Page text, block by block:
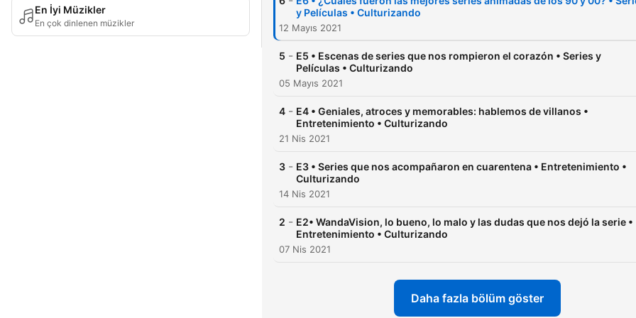
En İyi Müzikler
En çok dinlenen müzikler
teléfono para opinar,
desde el humilde punto de
muy intensos, mientras se
(según como los esté
semana este podcast
“telefónico”.
Sinopsis Podcasters:
son?
y Películas • Culturizando
12 Mayıs 2021
5 - E5 • Escenas de series que nos rompieron el corazón • Series y
Películas • Culturizando
05 Mayıs 2021
4 - E4 • Geniales, atroces y memorables: hablemos de villanos •
Entretenimiento • Culturizando
21 Nis 2021
3 - E3 • Series que nos acompañaron en cuarentena • Entretenimiento •
Culturizando
14 Nis 2021
2 - E2• WandaVision, lo bueno, lo malo y las dudas que nos dejó la serie •
Entretenimiento • Culturizando
07 Nis 2021
Daha fazla bölüm göster